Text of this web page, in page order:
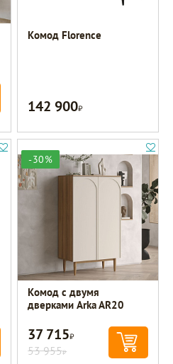
Комод Florence
142 900Р
-30%
Комод с двумя
дверками Arka AR20
37 715Р
53 955Р